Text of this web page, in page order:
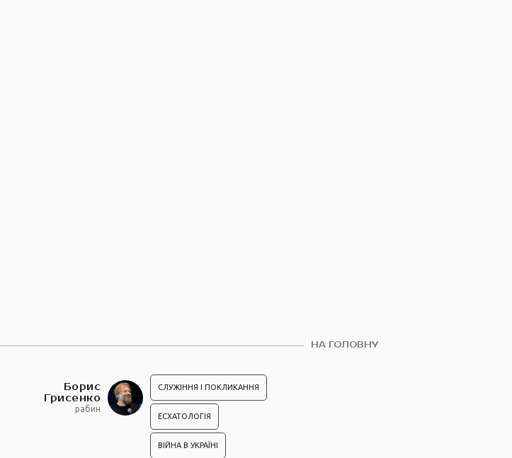
НА ГОЛОВНУ
Борис
Грисенко
рабин
СЛУЖІННЯ І ПОКЛИКАННЯ
ЕСХАТОЛОГІЯ
ВІЙНА В УКРАЇНІ